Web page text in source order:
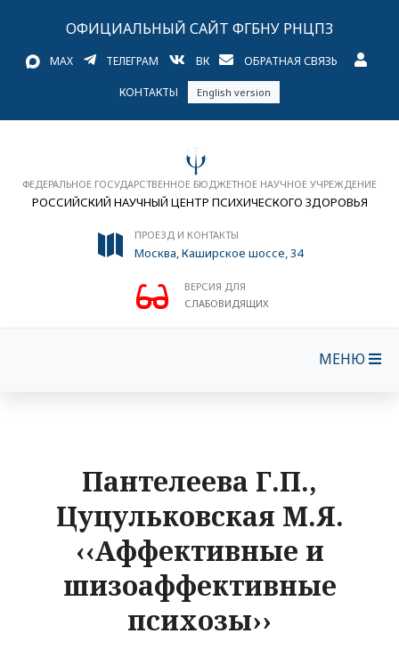
ОФИЦИАЛЬНЫЙ САЙТ ФГБНУ РНЦПЗ
MAX ТЕЛЕГРАМ ВК ОБРАТНАЯ СВЯЗЬ
КОНТАКТЫ English version
ФЕДЕРАЛЬНОЕ ГОСУДАРСТВЕННОЕ БЮДЖЕТНОЕ НАУЧНОЕ УЧРЕЖДЕНИЕ
РОССИЙСКИЙ НАУЧНЫЙ ЦЕНТР ПСИХИЧЕСКОГО ЗДОРОВЬЯ
ПРОЕЗД И КОНТАКТЫ
Москва, Каширское шоссе, 34
ВЕРСИЯ ДЛЯ
СЛАБОВИДЯЩИХ
МЕНЮ
Пантелеева Г.П.,
Цуцульковская М.Я.
‹‹Аффективные и
шизоаффективные
психозы››